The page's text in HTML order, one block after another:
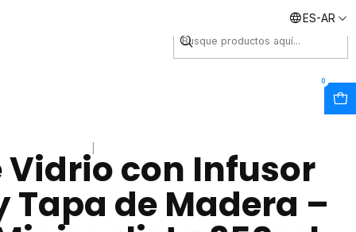
0
ES-AR
Vidrio con Infusor
Tapa de Madera –